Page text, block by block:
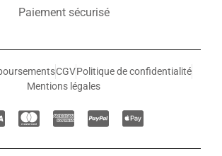
Paiement sécurisé
CGVPolitique de confidentialité
Mentions légales